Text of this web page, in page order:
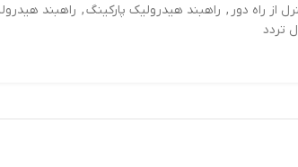
از راه دور , راهبند هیدرولیک پارکینگ, راهبند
تردد